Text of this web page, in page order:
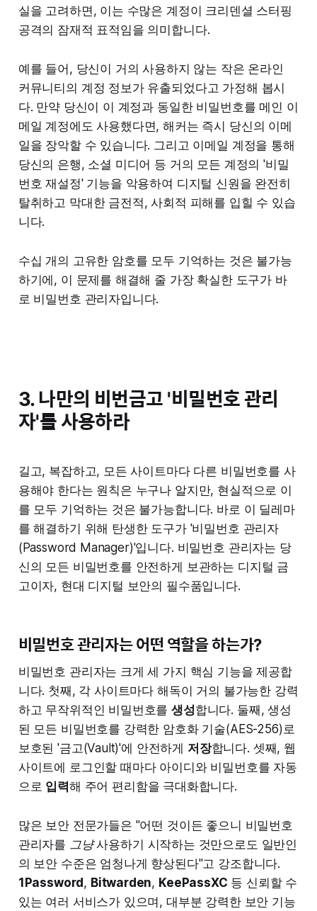
실을 고려하면, 이는 수많은 계정이 크리덴셜 스터핑
공격의 잠재적 표적임을 의미합니다.
예를 들어, 당신이 거의 사용하지 않는 작은 온라인
커뮤니티의 계정 정보가 유출되었다고 가정해 봅시
다. 만약 당신이 이 계정과 동일한 비밀번호를 메인 이
메일 계정에도 사용했다면, 해커는 즉시 당신의 이메
일을 장악할 수 있습니다. 그리고 이메일 계정을 통해
당신의 은행, 소셜 미디어 등 거의 모든 계정의 '비밀
번호 재설정' 기능을 악용하여 디지털 신원을 완전히
탈취하고 막대한 금전적, 사회적 피해를 입힐 수 있습
니다.
수십 개의 고유한 암호를 모두 기억하는 것은 불가능
하기에, 이 문제를 해결해 줄 가장 확실한 도구가 바
로 비밀번호 관리자입니다.
3. 나만의 비번금고 '비밀번호 관리
자'를 사용하라
길고, 복잡하고, 모든 사이트마다 다른 비밀번호를 사
용해야 한다는 원칙은 누구나 알지만, 현실적으로 이
를 모두 기억하는 것은 불가능합니다. 바로 이 딜레마
를 해결하기 위해 탄생한 도구가 '비밀번호 관리자
(Password Manager)'입니다. 비밀번호 관리자는 당
신의 모든 비밀번호를 안전하게 보관하는 디지털 금
고이자, 현대 디지털 보안의 필수품입니다.
비밀번호 관리자는 어떤 역할을 하는가?
비밀번호 관리자는 크게 세 가지 핵심 기능을 제공합
니다. 첫째, 각 사이트마다 해독이 거의 불가능한 강력
하고 무작위적인 비밀번호를생성합니다. 둘째, 생성
된 모든 비밀번호를 강력한 암호화 기술(AES-256)로
보호된 '금고(Vault)'에 안전하게 저장합니다. 셋째, 웹
사이트에 로그인할 때마다 아이디와 비밀번호를 자동
으로 입력해 주어 편리함을 극대화합니다.
많은 보안 전문가들은 "어떤 것이든 좋으니 비밀번호
관리자를 그냥사용하기 시작하는 것만으로도 일반인
의 보안 수준은 엄청나게 향상된다"고 강조합니다.
1Password , Bitwarden, KeePassXC 등 신뢰할 수
있는 여러 서비스가 있으며, 대부분 강력한 보안 기능